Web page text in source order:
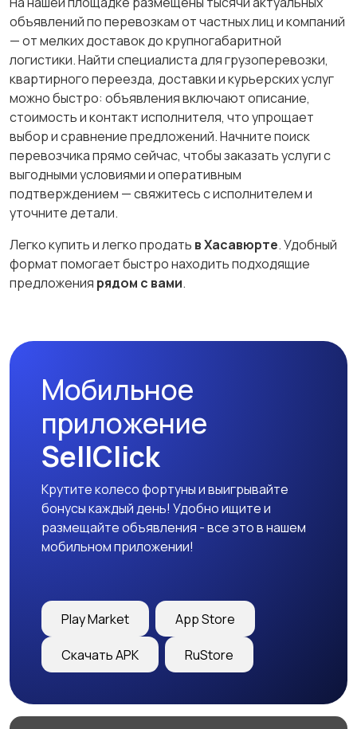
объявлений по перевозкам от частных лиц и компаний
— от мелких доставок до крупногабаритной
логистики. Найти специалиста для грузоперевозки,
квартирного переезда, доставки и курьерских услуг
можно быстро: объявления включают описание,
стоимость и контакт исполнителя, что упрощает
выбор и сравнение предложений. Начните поиск
перевозчика прямо сейчас, чтобы заказать услуги с
выгодными условиями и оперативным
подтверждением — свяжитесь с исполнителем и
уточните детали.
Легко купить и легко продать в Хасавюрте. Удобный
формат помогает быстро находить подходящие
предложения рядом с вами.
Мобильное
приложение
SellClick
Крутите колесо фортуны и выигрывайте
бонусы каждый день! Удобно ищите и
размещайте объявления - все это в нашем
мобильном приложении!
Play Market App Store
Скачать APK RuStore